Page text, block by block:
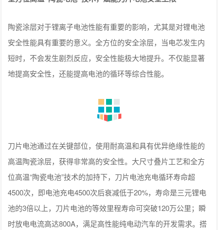
陶瓷涂层对于锂离子电池性能有重要的影响，尤其是对锂电池
安全性能具有重要的意义。全方位的安全涂层，当电芯发生内
短时，不会发生剧烈反应，安全性能极大地提升。不仅能显著
地提高安全性，还能提高电池的循环等综合性能。
刀片电池通过在关键部位，使用耐高温和具有优异绝缘性能的
高温陶瓷涂层，获得非常高的安全性。大尺寸叠片工艺和全方
位高温“陶瓷电池”技术的加持下，刀片电池充电循环寿命超
4500次，即电池充电4500次后衰减低于20%，寿命是三元锂电
池的3倍以上，刀片电池的等效里程寿命可突破120万公里；瞬
时放电电流高达800A，满足高性能纯电动汽车的开发需求。搭